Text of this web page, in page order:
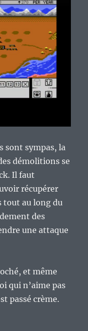
sont sympas, la
démolitions se
Il faut
récupérer
tout au long du
des
une attaque
et même
qui n’aime pas
passé crème.